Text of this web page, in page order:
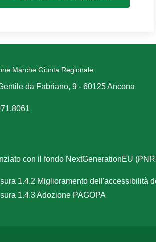
Marche Giunta Regionale
da Fabriano, 9 - 60125 Ancona
con il fondo NextGenerationEU
1.4.2 Miglioramento dell'accessibilità
1.4.3 Adozione PAGOPA